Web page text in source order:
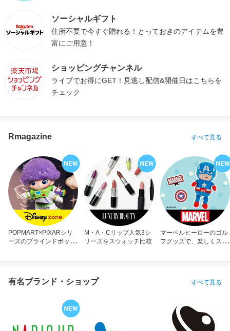
ソーシャルギフト
住所不要で今すぐ贈れる！とっておきのアイテムを豊
富にご用意！
ショッピングチャンネル
ライブでお得にGET！見逃し配信&開催日はこちらを
チェック
Rmagazine すべて見る
POPMART×PIXARシリ
ーズのブラインドボック
M・A・Cリップ人気3シ
リーズをスウォッチ比較
マーベルヒーローのゴル
フグッズで、楽しくスコ
有名ブランド・ショップ すべて見る